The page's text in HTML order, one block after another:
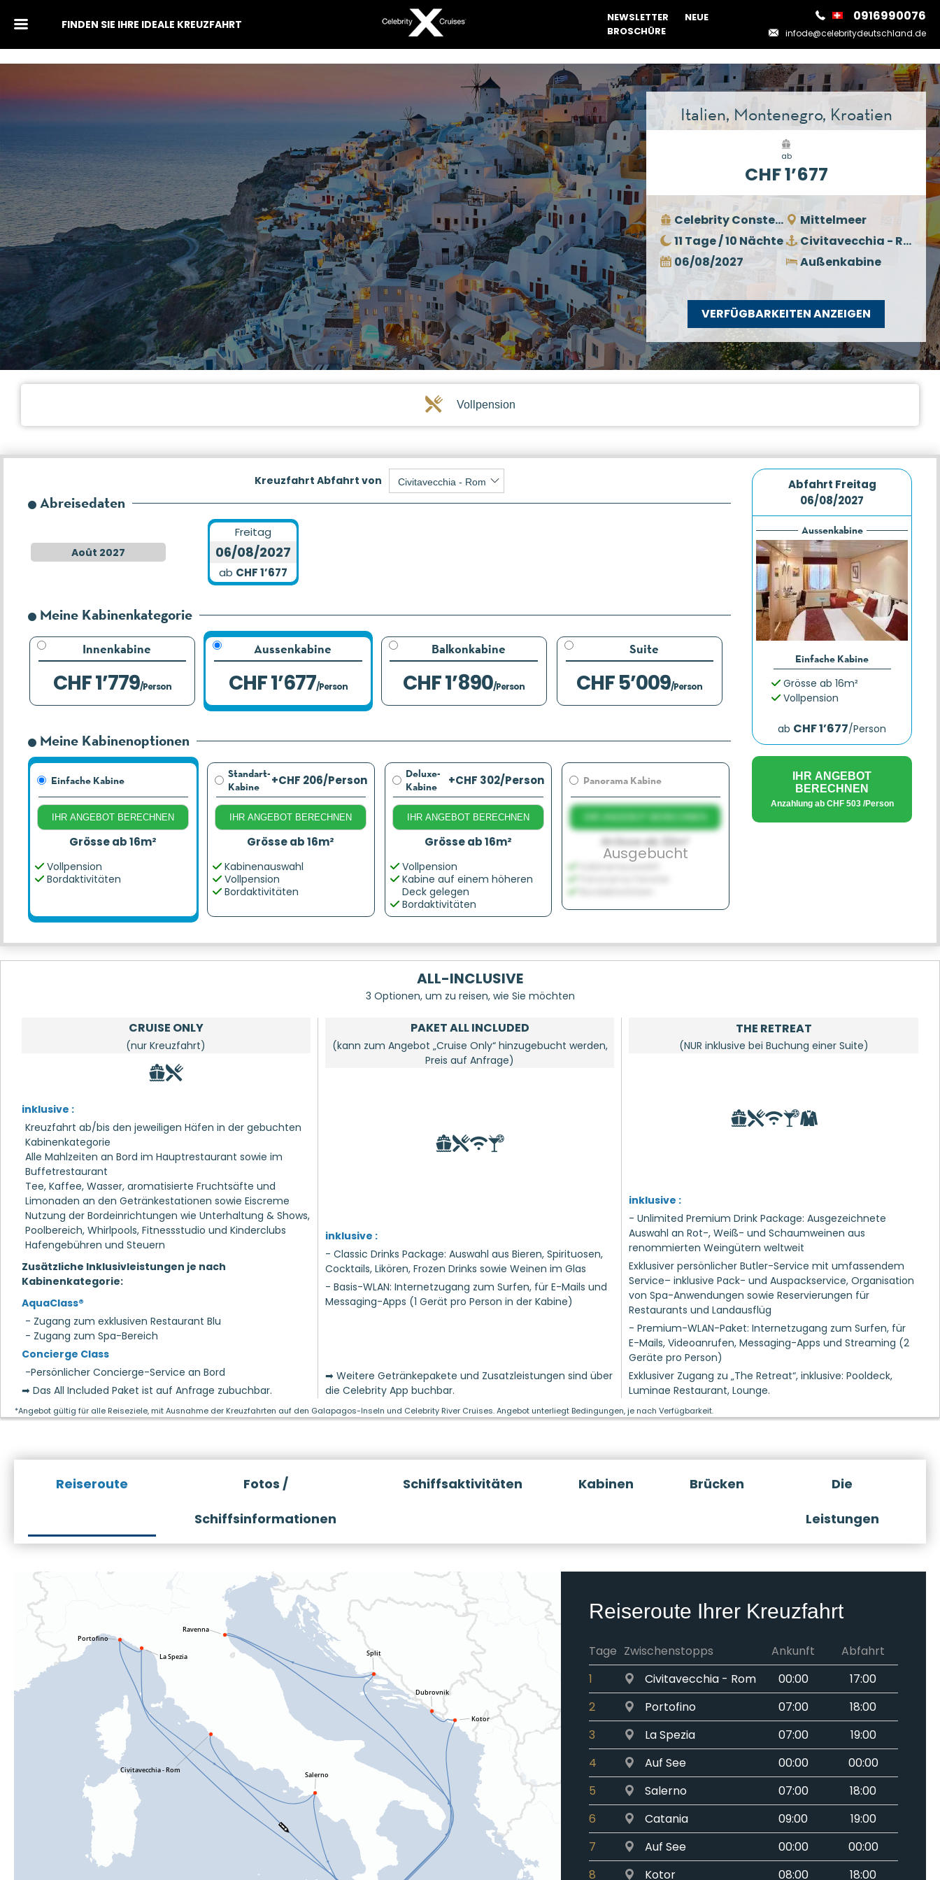
FINDEN SIE IHRE IDEALE KREUZFAHRT NEWSLETTER
NEUE
BROSCHÜRE
0916990076
infode@celebritydeutschland.de
Italien, Montenegro, Kroatien
ab
CHF 1’677
Celebrity Constellation
Mittelmeer
11 Tage / 10 Nächte
Civitavecchia - Rom
06/08/2027
Außenkabine
VERFÜGBARKEITEN ANZEIGEN
Vollpension
Kreuzfahrt Abfahrt von
Abreisedaten
Août 2027
Freitag
06/08/2027
ab CHF 1’677
Meine Kabinenkategorie
Innenkabine
CHF 1’779/Person
Aussenkabine
CHF 1’677/Person
Balkonkabine
CHF 1’890/Person
Suite
CHF 5’009/Person
Meine Kabinenoptionen
Einfache Kabine
IHR ANGEBOT BERECHNEN
Grösse ab 16m²
Vollpension
Bordaktivitäten
Standart-
Kabine
+CHF 206/Person
IHR ANGEBOT BERECHNEN
Grösse ab 16m²
Kabinenauswahl
Vollpension
Bordaktivitäten
Deluxe-
Kabine
+CHF 302/Person
IHR ANGEBOT BERECHNEN
Grösse ab 16m²
Vollpension
Kabine auf einem höheren
Deck gelegen
Bordaktivitäten
Panorama Kabine
Grösse ab 22m²
Ausgebucht
Abfahrt Freitag
06/08/2027
Aussenkabine
Einfache Kabine
Grösse ab 16m²
Vollpension
ab CHF 1’677/Person
IHR ANGEBOT
BERECHNEN
Anzahlung ab CHF 503/Person
ALL-INCLUSIVE
3 Optionen, um zu reisen, wie Sie möchten
CRUISE ONLY
(nur Kreuzfahrt)
inklusive :
Kreuzfahrt ab/bis den jeweiligen Häfen in der gebuchten
Kabinenkategorie
Alle Mahlzeiten an Bord im Hauptrestaurant sowie im
Buffetrestaurant
Tee, Kaffee, Wasser, aromatisierte Fruchtsäfte und
Limonaden an den Getränkestationen sowie Eiscreme
Nutzung der Bordeinrichtungen wie Unterhaltung & Shows,
Poolbereich, Whirlpools, Fitnessstudio und Kinderclubs
Hafengebühren und Steuern
Zusätzliche Inklusivleistungen je nach
Kabinenkategorie:
AquaClass®
- Zugang zum exklusiven Restaurant Blu
- Zugang zum Spa-Bereich
Concierge Class
-Persönlicher Concierge-Service an Bord
➡ Das All Included Paket ist auf Anfrage zubuchbar.
PAKET ALL INCLUDED
(kann zum Angebot „Cruise Only“ hinzugebucht werden,
Preis auf Anfrage)
inklusive :
- Classic Drinks Package: Auswahl aus Bieren, Spirituosen,
Cocktails, Likören, Frozen Drinks sowie Weinen im Glas
- Basis-WLAN: Internetzugang zum Surfen, für E-Mails und
Messaging-Apps (1 Gerät pro Person in der Kabine)
➡ Weitere Getränkepakete und Zusatzleistungen sind über
die Celebrity App buchbar.
THE RETREAT
(NUR inklusive bei Buchung einer Suite)
inklusive :
- Unlimited Premium Drink Package: Ausgezeichnete
Auswahl an Rot-, Weiß- und Schaumweinen aus
renommierten Weingütern weltweit
Exklusiver persönlicher Butler-Service mit umfassendem
Service– inklusive Pack- und Auspackservice, Organisation
von Spa-Anwendungen sowie Reservierungen für
Restaurants und Landausflüg
- Premium-WLAN-Paket: Internetzugang zum Surfen, für
E-Mails, Videoanrufen, Messaging-Apps und Streaming (2
Geräte pro Person)
Exklusiver Zugang zu „The Retreat“, inklusive: Pooldeck,
Luminae Restaurant, Lounge.
*Angebot gültig für alle Reiseziele, mit Ausnahme der Kreuzfahrten auf den Galapagos-Inseln und Celebrity River Cruises. Angebot unterliegt Bedingungen, je nach Verfügbarkeit.
Reiseroute
Fotos /
Schiffsinformationen
Schiffsaktivitäten Kabinen Brücken
Die
Leistungen
Reiseroute Ihrer Kreuzfahrt
Tage Zwischenstopps Ankunft
Abfahrt
1
Civitavecchia - Rom 00:00
17:00
2
Portofino 07:00
18:00
3
La Spezia 07:00
19:00
4
Auf See 00:00
00:00
5
Salerno 07:00
18:00
6
Catania 09:00
19:00
7
Auf See 00:00
00:00
8
Kotor 08:00
18:00